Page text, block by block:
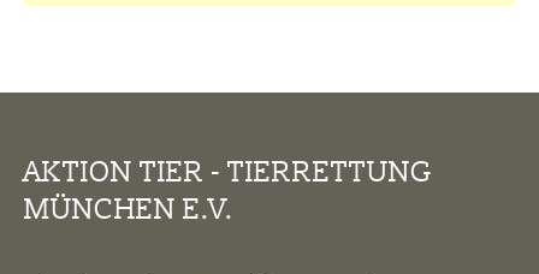
AKTION TIER - TIERRETTUNG
MÜNCHEN E.V.